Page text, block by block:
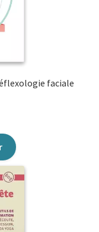
faciale